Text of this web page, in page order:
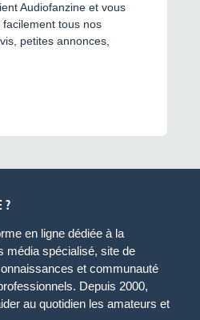
Audiofanzine et vous
tous nos
petites annonces,
?
en ligne dédiée à la
média spécialisé, site de
et communauté
Depuis 2000,
au quotidien les amateurs et